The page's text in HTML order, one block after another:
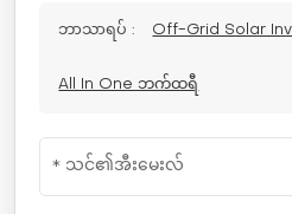
ဘာသာရပ် : Off-Grid Solar
All In One ဘက်ထရီ